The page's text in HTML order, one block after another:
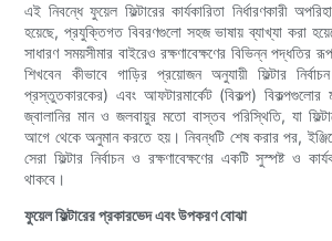
এই নিবন্ধে ফুয়েল ফিল্টারের কার্যকারিতা নির্ধারণকারী
হয়েছে, প্রযুক্তিগত বিবরণগুলো সহজ ভাষায় ব্যাখ্যা করা
সাধারণ সময়সীমার বাইরেও রক্ষণাবেক্ষণের বিভিন্ন পদ্ধতির
শিখবেন কীভাবে গাড়ির প্রয়োজন অনুযায়ী ফিল্টার
প্রস্তুতকারকের) এবং আফটারমার্কেট (বিকল্প)
জ্বালানির মান ও জলবায়ুর মতো বাস্তব পরিস্থিতি, যা
আগে থেকে অনুমান করতে হয়। নিবন্ধটি শেষ করার পর,
সেরা ফিল্টার নির্বাচন ও রক্ষণাবেক্ষণের একটি সুস্পষ্ট ও
থাকবে।
ফুয়েল ফিল্টারের প্রকারভেদ এবং উপকরণ বোঝা